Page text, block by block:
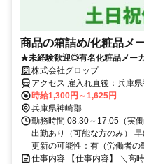
商品の箱詰め/化粧品メ
★未経験歓迎◎有名化粧品メー
備＆軽作業で働きやすさ抜群♪
株式会社グロップ
アクセス 雇入れ直後：兵庫
る就業場所＼アクセス／福崎
備考／◆マイカー・バイク・
分！
時給1,300円～1,625円
兵庫県神崎郡
勤務時間 08:30～17:05（実
出勤あり（可能な方のみ）
更新の可能性：有（労働者の
仕事内容 【仕事内容】 ＼高